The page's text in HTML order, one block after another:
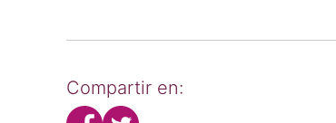
Compartir en: